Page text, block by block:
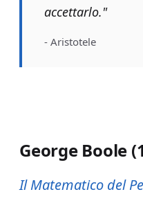
accettarlo."
- Aristotele
George Boole
Il Matematico del